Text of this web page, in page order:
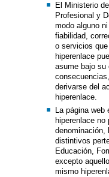
El Ministerio
Profesional y
modo alguno
fiabilidad,
o servicios
hiperenlace
asume bajo su
derivarse del
hiperenlace.
La página web
hiperenlace no
denominación,
distintivos
Educación,
excepto
mismo